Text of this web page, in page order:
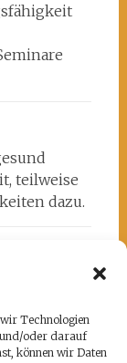
Technologien
und/oder darauf
können wir Daten
teilweise
dazu.